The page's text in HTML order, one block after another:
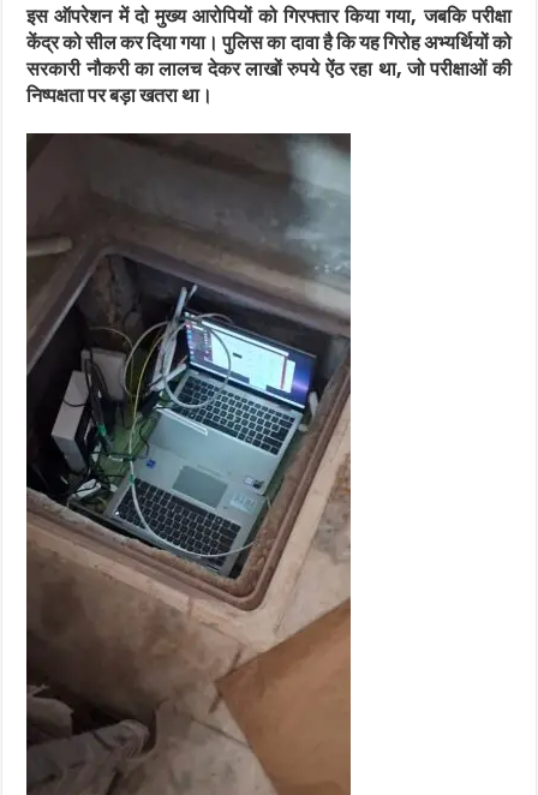
इस ऑपरेशन में दो मुख्य आरोपियों को गिरफ्तार किया गया, जबकि परीक्षा
केंद्र को सील कर दिया गया। पुलिस का दावा है कि यह गिरोह अभ्यर्थियों को
सरकारी नौकरी का लालच देकर लाखों रुपये ऐंठ रहा था, जो परीक्षाओं की
निष्पक्षता पर बड़ा खतरा था।